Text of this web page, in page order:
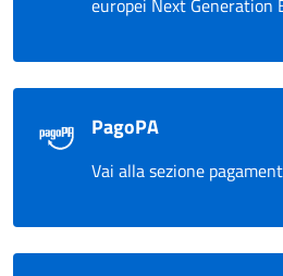
europei Next Generation
PagoPA
Vai alla sezione